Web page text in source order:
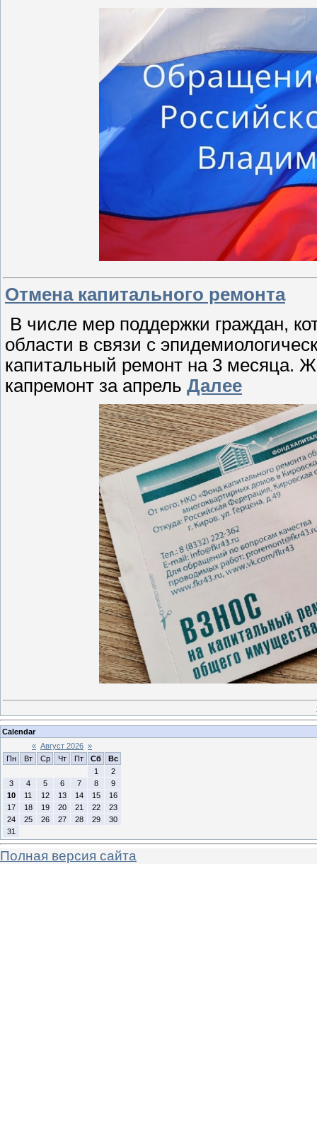
Отмена капитального ремонта
В числе мер поддержки граждан,
области в связи с
капитальный ремонт на 3 месяца.
капремонт за апрель Далее
Calendar
« Август 2026 »
Пн
Вт Ср Чт Пт Сб
Вс
1
2
3
4 5 6 7 8
9
10
11 12 13 14 15
16
17
18 19 20 21 22
23
24
25 26 27 28 29
30
31
Полная версия сайта